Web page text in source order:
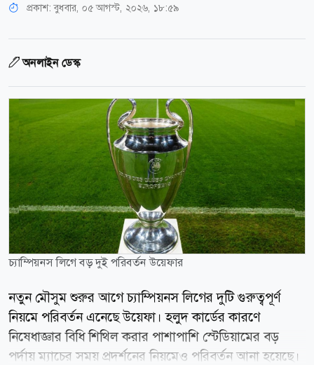
প্রকাশ:বুধবার, ০৫ আগস্ট, ২০২৬, ১৮:৫৯
অনলাইন ডেস্ক
চ্যাম্পিয়নস লিগে বড় দুই পরিবর্তন উয়েফার
নতুন মৌসুম শুরুর আগে চ্যাম্পিয়নস লিগের দুটি গুরুত্বপূর্ণ
নিয়মে পরিবর্তন এনেছে উয়েফা। হলুদ কার্ডের কারণে
নিষেধাজ্ঞার বিধি শিথিল করার পাশাপাশি স্টেডিয়ামের বড়
পর্দায় ম্যাচের সময় প্রদর্শনের নিয়মেও পরিবর্তন আনা হয়েছে।